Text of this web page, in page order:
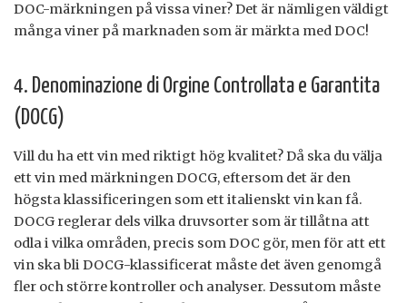
DOC-märkningen på vissa viner? Det är nämligen väldigt
många viner på marknaden som är märkta med DOC!
4. Denominazione di Orgine Controllata e Garantita
(DOCG)
Vill du ha ett vin med riktigt hög kvalitet? Då ska du välja
ett vin med märkningen DOCG, eftersom det är den
högsta klassificeringen som ett italienskt vin kan få.
DOCG reglerar dels vilka druvsorter som är tillåtna att
odla i vilka områden, precis som DOC gör, men för att ett
vin ska bli DOCG-klassificerat måste det även genomgå
fler och större kontroller och analyser. Dessutom måste